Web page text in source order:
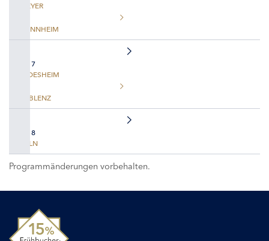
SPEYER
MANNHEIM
TAG 7
RÜDESHEIM
KOBLENZ
TAG 8
KÖLN
Programmänderungen vorbehalten.